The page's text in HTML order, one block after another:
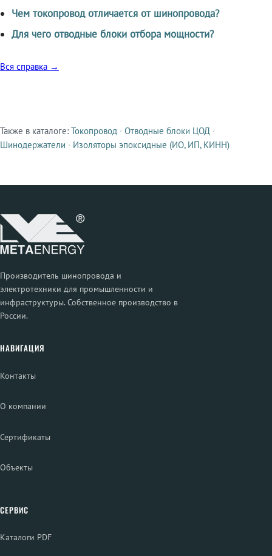
Чем токопровод отличается от шинопровода?
Для чего отводные блоки отбора мощности?
Вся справка →
Смежные продукты
Также в каталоге: Токопровод · Отводные блоки ЦОД ·
Шинодержатели · Изоляторы эпоксидные (ИО, ИП, КИНН)
Производитель шинопровода и
электротехники для промышленности и
инфраструктуры. Собственное производство в
России.
НАВИГАЦИЯ
Контакты
О компании
Сертификаты
Объекты
СЕРВИС
Каталоги PDF